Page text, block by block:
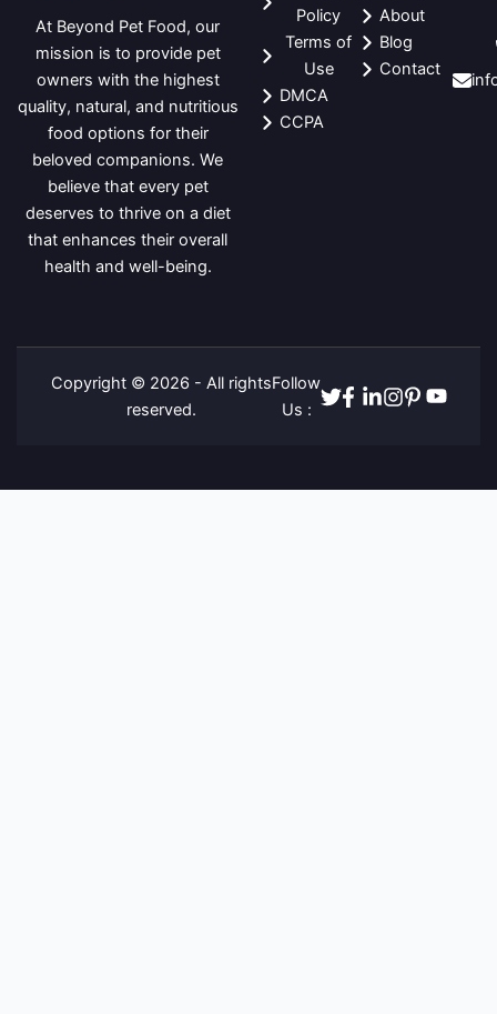
At Beyond Pet Food, our
mission is to provide pet
owners with the highest
quality, natural, and nutritious
food options for their
beloved companions. We
believe that every pet
deserves to thrive on a diet
that enhances their overall
health and well-being.
Policy
Terms of
Use
DMCA
CCPA
About
Blog
Contact
Copyright © 2026 - All rights
reserved.
Follow
Us : TwitterFacebook
Linkedin
Instagram
Pinterest
Youtube